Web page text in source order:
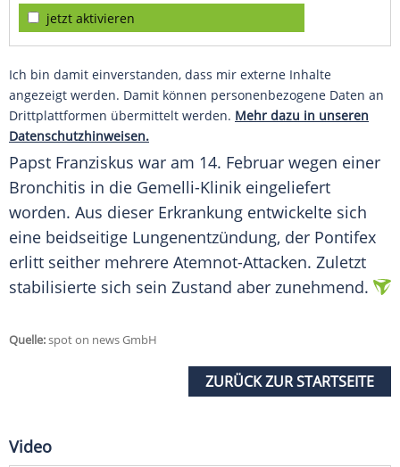
jetzt aktivieren
Ich bin damit einverstanden, dass mir externe Inhalte
angezeigt werden. Damit können personenbezogene Daten an
Drittplattformen übermittelt werden. Mehr dazu in unseren
Datenschutzhinweisen.
Papst Franziskus war am 14. Februar wegen einer
Bronchitis in die Gemelli-Klinik eingeliefert
worden. Aus dieser Erkrankung entwickelte sich
eine beidseitige Lungenentzündung, der Pontifex
erlitt seither mehrere Atemnot-Attacken. Zuletzt
stabilisierte sich sein Zustand aber zunehmend.
Quelle:spot on news GmbH
ZURÜCK ZUR STARTSEITE
Video